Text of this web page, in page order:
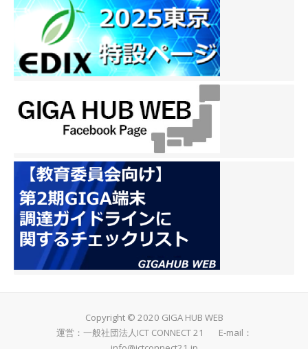
Copyright © 2020 GIGA HUB WEB
運営：一般社団法人ICT CONNECT 21 E-mail：